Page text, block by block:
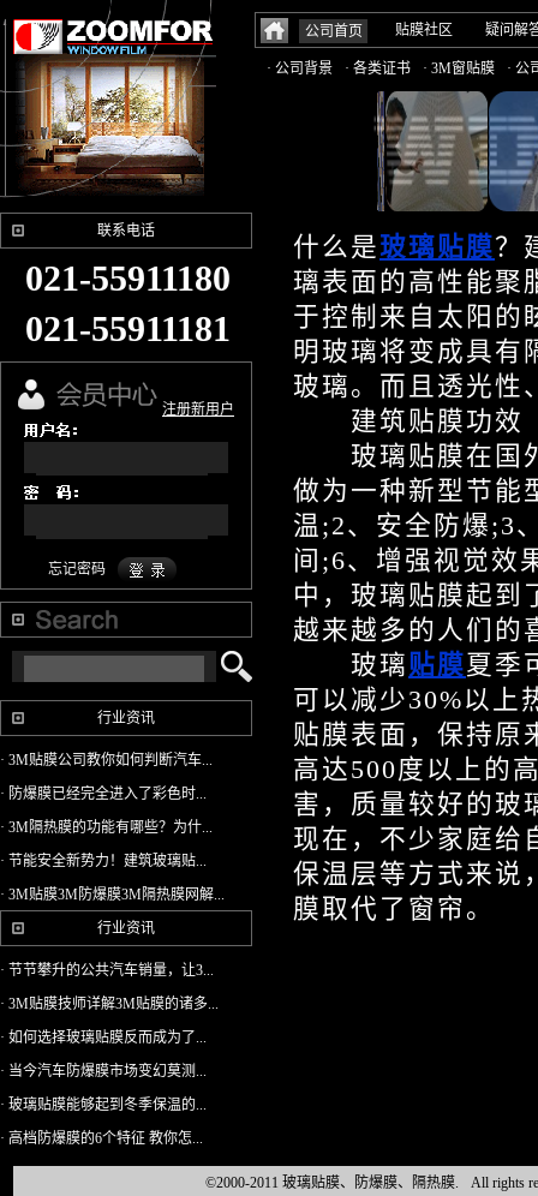
公司首页 贴膜社区 疑问解
· 公司背景 · 各类证书 · 3M窗贴膜 · 公
联系电话
021-55911180
021-55911181
注册新用户
忘记密码
行业资讯
· 3M贴膜公司教你如何判断汽车...
· 防爆膜已经完全进入了彩色时...
· 3M隔热膜的功能有哪些？为什...
· 节能安全新势力！建筑玻璃贴...
· 3M贴膜3M防爆膜3M隔热膜网解...
行业资讯
· 节节攀升的公共汽车销量，让3...
· 3M贴膜技师详解3M贴膜的诸多...
· 如何选择玻璃贴膜反而成为了...
· 当今汽车防爆膜市场变幻莫测...
· 玻璃贴膜能够起到冬季保温的...
· 高档防爆膜的6个特征 教你怎...
什么是玻璃贴膜？
璃表面的高性能聚
于控制来自太阳的
明玻璃将变成具有
玻璃。而且透光性
建筑贴膜功效
玻璃贴膜在国外
做为一种新型节能
温;2、安全防爆;3
间;6、增强视觉效
中，玻璃贴膜起到
越来越多的人们的
玻璃贴膜夏季
可以减少30%以上
贴膜表面，保持原
高达500度以上的
害，质量较好的玻
现在，不少家庭给
保温层等方式来说
膜取代了窗帘。
©2000-2011 玻璃贴膜、防爆膜、隔热膜.
All rights